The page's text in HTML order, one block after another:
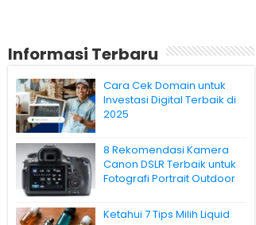
Informasi Terbaru
Cara Cek Domain untuk
Investasi Digital Terbaik di
2025
8 Rekomendasi Kamera
Canon DSLR Terbaik untuk
Fotografi Portrait Outdoor
Ketahui 7 Tips Milih Liquid